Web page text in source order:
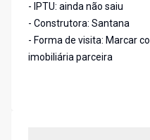
- IPTU: ainda não saiu
- Construtora: Santana
- Forma de visita: Marcar
imobiliária parceira